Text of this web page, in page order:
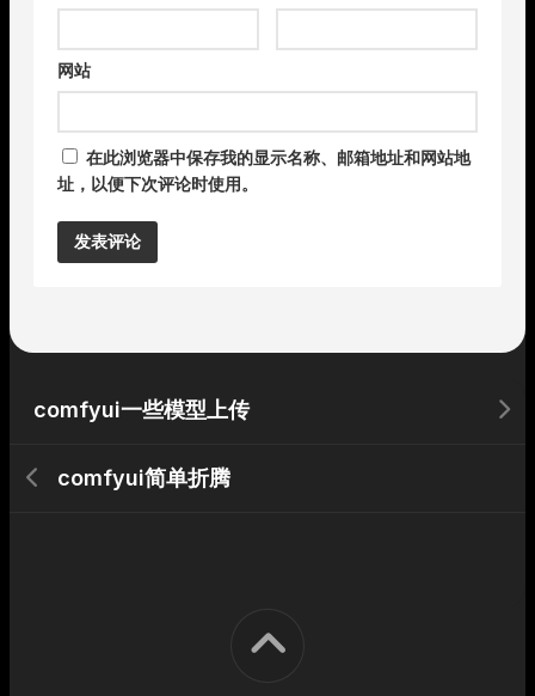
网站
在此浏览器中保存我的显示名称、邮箱地址和网站地
址，以便下次评论时使用。
comfyui一些模型上传
comfyui简单折腾